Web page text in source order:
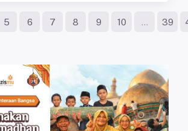
5 6 7 8 9 10 ... 39